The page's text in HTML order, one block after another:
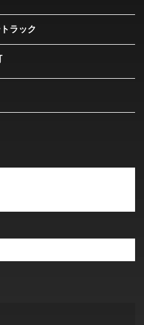
ラック